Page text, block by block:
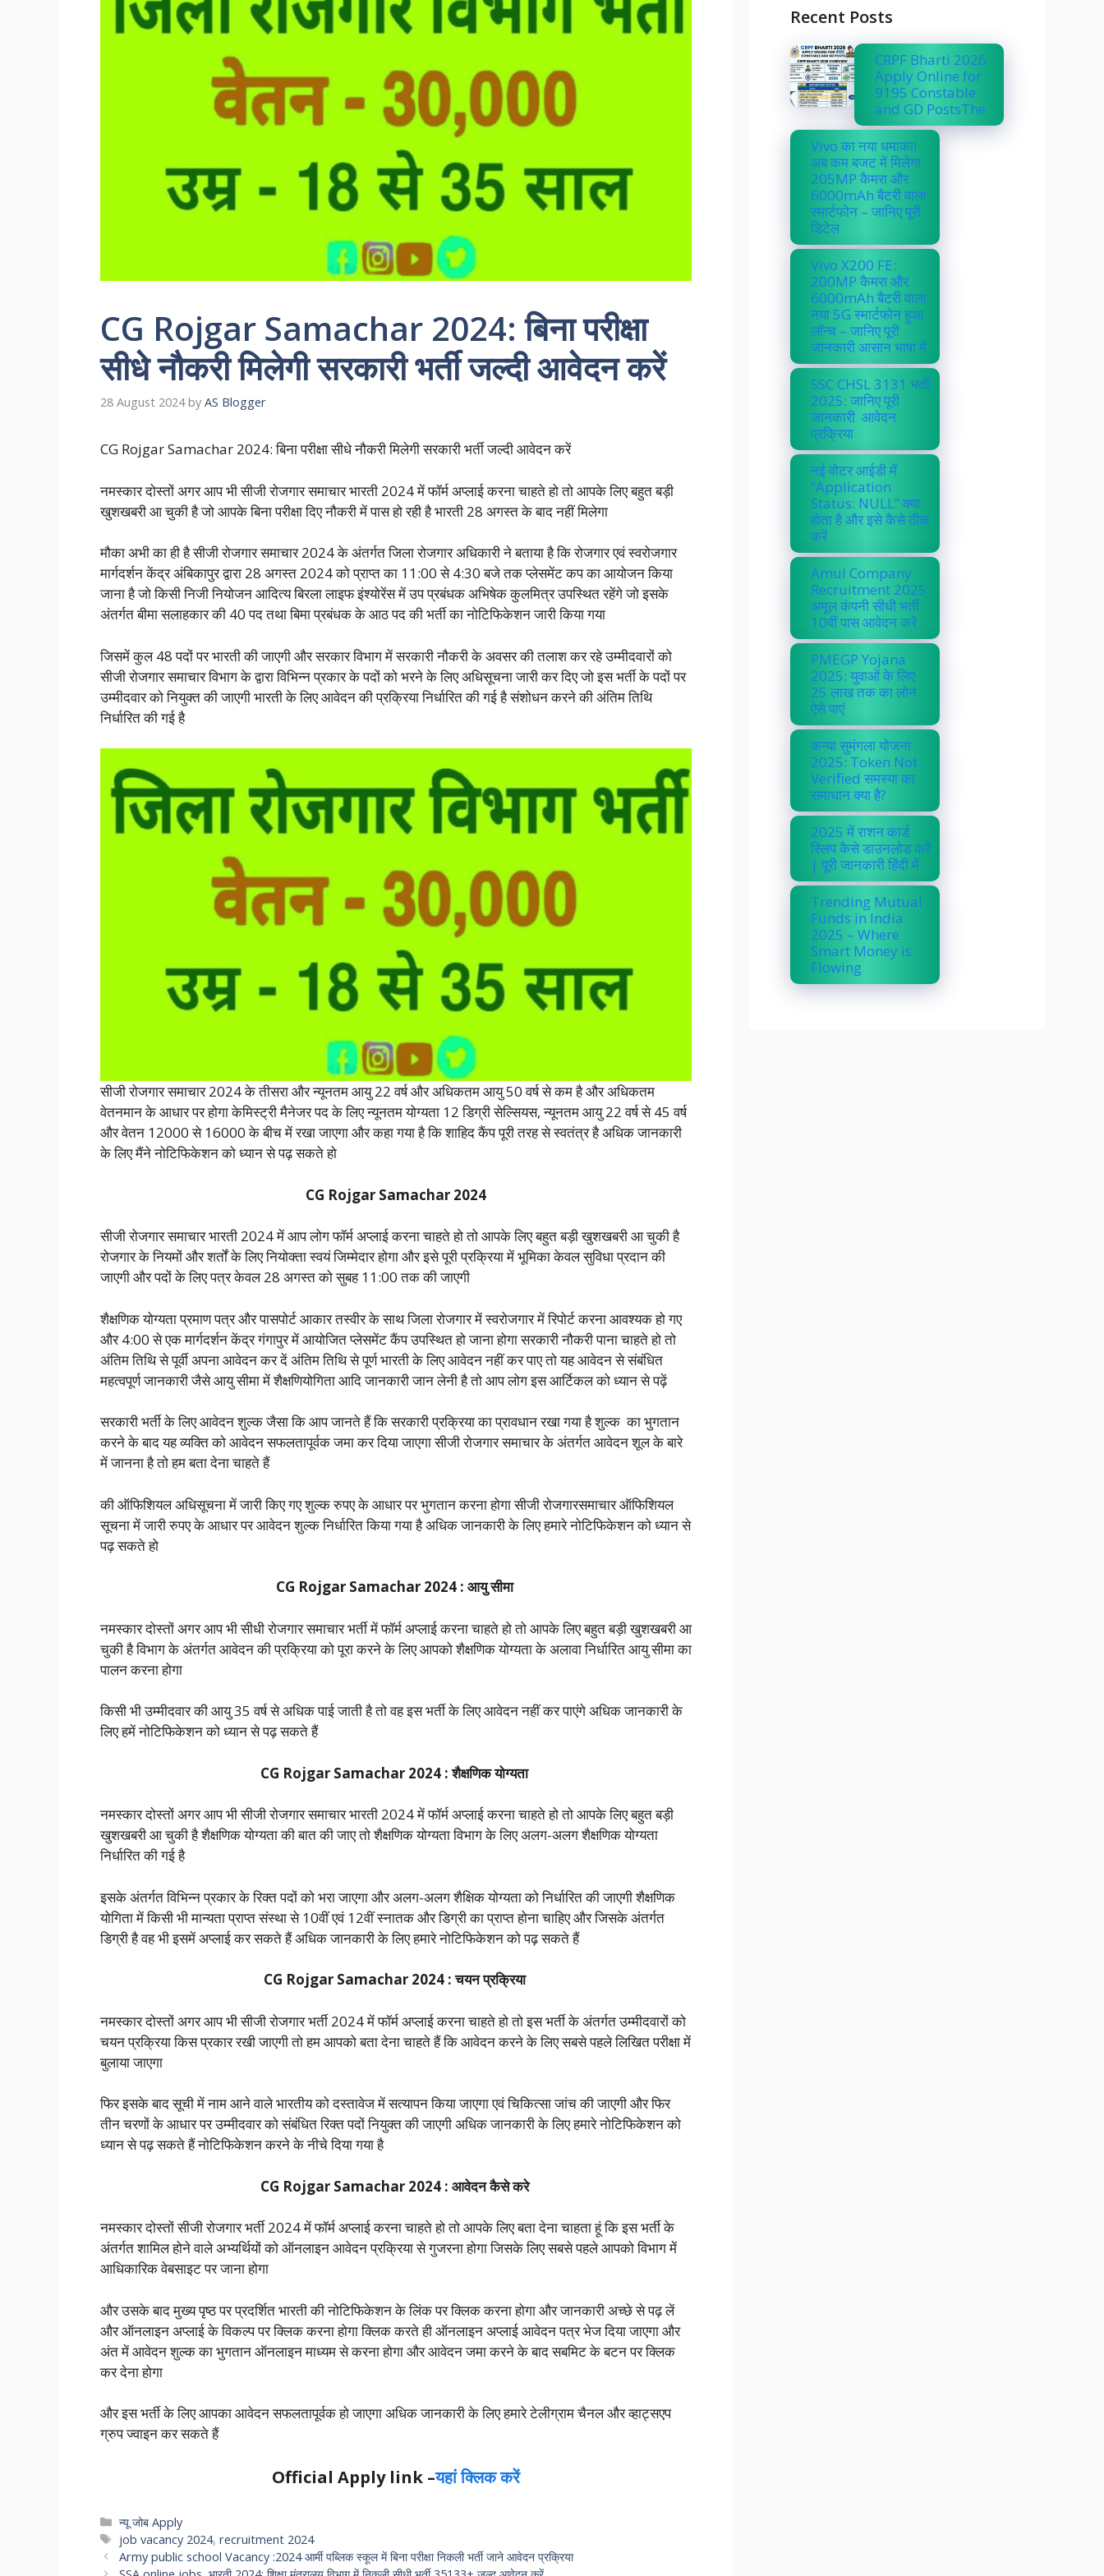
CG Rojgar Samachar 2024: बिना परीक्षा
सीधे नौकरी मिलेगी सरकारी भर्ती जल्दी आवेदन करें
28 August 2024 by AS Blogger
CG Rojgar Samachar 2024: बिना परीक्षा सीधे नौकरी मिलेगी सरकारी भर्ती जल्दी आवेदन करें
नमस्कार दोस्तों अगर आप भी सीजी रोजगार समाचार भारती 2024 में फॉर्म अप्लाई करना चाहते हो तो आपके लिए बहुत बड़ी
खुशखबरी आ चुकी है जो आपके बिना परीक्षा दिए नौकरी में पास हो रही है भारती 28 अगस्त के बाद नहीं मिलेगा
मौका अभी का ही है सीजी रोजगार समाचार 2024 के अंतर्गत जिला रोजगार अधिकारी ने बताया है कि रोजगार एवं स्वरोजगार
मार्गदर्शन केंद्र अंबिकापुर द्वारा 28 अगस्त 2024 को प्राप्त का 11:00 से 4:30 बजे तक प्लेसमेंट कप का आयोजन किया
जाना है जो किसी निजी नियोजन आदित्य बिरला लाइफ इंश्योरेंस में उप प्रबंधक अभिषेक कुलमित्र उपस्थित रहेंगे जो इसके
अंतर्गत बीमा सलाहकार की 40 पद तथा बिमा प्रबंधक के आठ पद की भर्ती का नोटिफिकेशन जारी किया गया
जिसमें कुल 48 पदों पर भारती की जाएगी और सरकार विभाग में सरकारी नौकरी के अवसर की तलाश कर रहे उम्मीदवारों को
सीजी रोजगार समाचार विभाग के द्वारा विभिन्न प्रकार के पदों को भरने के लिए अधिसूचना जारी कर दिए जो इस भर्ती के पदों पर
उम्मीदवार को नियुक्त की जाएगी भारती के लिए आवेदन की प्रक्रिया निर्धारित की गई है संशोधन करने की अंतिम तिथि
निर्धारित की गई है
सीजी रोजगार समाचार 2024 के तीसरा और न्यूनतम आयु 22 वर्ष और अधिकतम आयु 50 वर्ष से कम है और अधिकतम
वेतनमान के आधार पर होगा केमिस्ट्री मैनेजर पद के लिए न्यूनतम योग्यता 12 डिग्री सेल्सियस, न्यूनतम आयु 22 वर्ष से 45 वर्ष
और वेतन 12000 से 16000 के बीच में रखा जाएगा और कहा गया है कि शाहिद कैंप पूरी तरह से स्वतंत्र है अधिक जानकारी
के लिए मैंने नोटिफिकेशन को ध्यान से पढ़ सकते हो
CG Rojgar Samachar 2024
सीजी रोजगार समाचार भारती 2024 में आप लोग फॉर्म अप्लाई करना चाहते हो तो आपके लिए बहुत बड़ी खुशखबरी आ चुकी है
रोजगार के नियमों और शर्तों के लिए नियोक्ता स्वयं जिम्मेदार होगा और इसे पूरी प्रक्रिया में भूमिका केवल सुविधा प्रदान की
जाएगी और पदों के लिए पत्र केवल 28 अगस्त को सुबह 11:00 तक की जाएगी
शैक्षणिक योग्यता प्रमाण पत्र और पासपोर्ट आकार तस्वीर के साथ जिला रोजगार में स्वरोजगार में रिपोर्ट करना आवश्यक हो गए
और 4:00 से एक मार्गदर्शन केंद्र गंगापुर में आयोजित प्लेसमेंट कैंप उपस्थित हो जाना होगा सरकारी नौकरी पाना चाहते हो तो
अंतिम तिथि से पूर्वी अपना आवेदन कर दें अंतिम तिथि से पूर्ण भारती के लिए आवेदन नहीं कर पाए तो यह आवेदन से संबंधित
महत्वपूर्ण जानकारी जैसे आयु सीमा में शैक्षणियोगिता आदि जानकारी जान लेनी है तो आप लोग इस आर्टिकल को ध्यान से पढ़ें
सरकारी भर्ती के लिए आवेदन शुल्क जैसा कि आप जानते हैं कि सरकारी प्रक्रिया का प्रावधान रखा गया है शुल्क का भुगतान
करने के बाद यह व्यक्ति को आवेदन सफलतापूर्वक जमा कर दिया जाएगा सीजी रोजगार समाचार के अंतर्गत आवेदन शूल के बारे
में जानना है तो हम बता देना चाहते हैं
की ऑफिशियल अधिसूचना में जारी किए गए शुल्क रुपए के आधार पर भुगतान करना होगा सीजी रोजगारसमाचार ऑफिशियल
सूचना में जारी रुपए के आधार पर आवेदन शुल्क निर्धारित किया गया है अधिक जानकारी के लिए हमारे नोटिफिकेशन को ध्यान से
पढ़ सकते हो
CG Rojgar Samachar 2024 : आयु सीमा
नमस्कार दोस्तों अगर आप भी सीधी रोजगार समाचार भर्ती में फॉर्म अप्लाई करना चाहते हो तो आपके लिए बहुत बड़ी खुशखबरी आ
चुकी है विभाग के अंतर्गत आवेदन की प्रक्रिया को पूरा करने के लिए आपको शैक्षणिक योग्यता के अलावा निर्धारित आयु सीमा का
पालन करना होगा
किसी भी उम्मीदवार की आयु 35 वर्ष से अधिक पाई जाती है तो वह इस भर्ती के लिए आवेदन नहीं कर पाएंगे अधिक जानकारी के
लिए हमें नोटिफिकेशन को ध्यान से पढ़ सकते हैं
CG Rojgar Samachar 2024 : शैक्षणिक योग्यता
नमस्कार दोस्तों अगर आप भी सीजी रोजगार समाचार भारती 2024 में फॉर्म अप्लाई करना चाहते हो तो आपके लिए बहुत बड़ी
खुशखबरी आ चुकी है शैक्षणिक योग्यता की बात की जाए तो शैक्षणिक योग्यता विभाग के लिए अलग-अलग शैक्षणिक योग्यता
निर्धारित की गई है
इसके अंतर्गत विभिन्न प्रकार के रिक्त पदों को भरा जाएगा और अलग-अलग शैक्षिक योग्यता को निर्धारित की जाएगी शैक्षणिक
योगिता में किसी भी मान्यता प्राप्त संस्था से 10वीं एवं 12वीं स्नातक और डिग्री का प्राप्त होना चाहिए और जिसके अंतर्गत
डिग्री है वह भी इसमें अप्लाई कर सकते हैं अधिक जानकारी के लिए हमारे नोटिफिकेशन को पढ़ सकते हैं
CG Rojgar Samachar 2024 : चयन प्रक्रिया
नमस्कार दोस्तों अगर आप भी सीजी रोजगार भर्ती 2024 में फॉर्म अप्लाई करना चाहते हो तो इस भर्ती के अंतर्गत उम्मीदवारों को
चयन प्रक्रिया किस प्रकार रखी जाएगी तो हम आपको बता देना चाहते हैं कि आवेदन करने के लिए सबसे पहले लिखित परीक्षा में
बुलाया जाएगा
फिर इसके बाद सूची में नाम आने वाले भारतीय को दस्तावेज में सत्यापन किया जाएगा एवं चिकित्सा जांच की जाएगी और फिर
तीन चरणों के आधार पर उम्मीदवार को संबंधित रिक्त पदों नियुक्त की जाएगी अधिक जानकारी के लिए हमारे नोटिफिकेशन को
ध्यान से पढ़ सकते हैं नोटिफिकेशन करने के नीचे दिया गया है
CG Rojgar Samachar 2024 : आवेदन कैसे करे
नमस्कार दोस्तों सीजी रोजगार भर्ती 2024 में फॉर्म अप्लाई करना चाहते हो तो आपके लिए बता देना चाहता हूं कि इस भर्ती के
अंतर्गत शामिल होने वाले अभ्यर्थियों को ऑनलाइन आवेदन प्रक्रिया से गुजरना होगा जिसके लिए सबसे पहले आपको विभाग में
आधिकारिक वेबसाइट पर जाना होगा
और उसके बाद मुख्य पृष्ठ पर प्रदर्शित भारती की नोटिफिकेशन के लिंक पर क्लिक करना होगा और जानकारी अच्छे से पढ़ लें
और ऑनलाइन अप्लाई के विकल्प पर क्लिक करना होगा क्लिक करते ही ऑनलाइन अप्लाई आवेदन पत्र भेज दिया जाएगा और
अंत में आवेदन शुल्क का भुगतान ऑनलाइन माध्यम से करना होगा और आवेदन जमा करने के बाद सबमिट के बटन पर क्लिक
कर देना होगा
और इस भर्ती के लिए आपका आवेदन सफलतापूर्वक हो जाएगा अधिक जानकारी के लिए हमारे टेलीग्राम चैनल और व्हाट्सएप
ग्रुप ज्वाइन कर सकते हैं
Official Apply link –यहां क्लिक करें
Categories
न्यू जोब Apply
Tags
job vacancy 2024,recruitment 2024
Army public school Vacancy :2024 आर्मी पब्लिक स्कूल में बिना परीक्षा निकली भर्ती जाने आवेदन प्रक्रिया
Recent Posts
CRPF Bharti 2026
Apply Online for
9195 Constable
and GD PostsThe
Vivo का नया धमाका!
अब कम बजट में मिलेगा
205MP कैमरा और
6000mAh बैटरी वाला
स्मार्टफोन – जानिए पूरी
डिटेल
Vivo X200 FE:
200MP कैमरा और
6000mAh बैटरी वाला
नया 5G स्मार्टफोन हुआ
लॉन्च – जानिए पूरी
जानकारी आसान भाषा में
SSC CHSL 3131 भर्ती
2025: जानिए पूरी
जानकारी आवेदन
प्रक्रिया
नई वोटर आईडी में
“Application
Status: NULL” क्या
होता है और इसे कैसे ठीक
करें
Amul Company
Recruitment 2025:
अमूल कंपनी सीधी भर्ती
10वीं पास आवेदन करें
PMEGP Yojana
2025: युवाओं के लिए
25 लाख तक का लोन
ऐसे पाएं
कन्या सुमंगला योजना
2025: Token Not
Verified समस्या का
समाधान क्या है?
2025 में राशन कार्ड
स्लिप कैसे डाउनलोड करें
| पूरी जानकारी हिंदी में
Trending Mutual
Funds in India
2025 – Where
Smart Money is
Flowing